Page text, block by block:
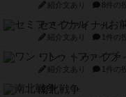
紹介文あり 8件の
セミファイナル
紹介文あり 1件の
ワン・トゥ・ファ
紹介文あり 1件の
南北戦争